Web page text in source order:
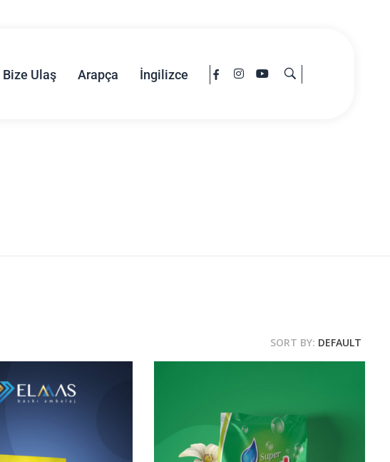
Bize Ulaş Arapça İngilizce
SORT BY: DEFAULT